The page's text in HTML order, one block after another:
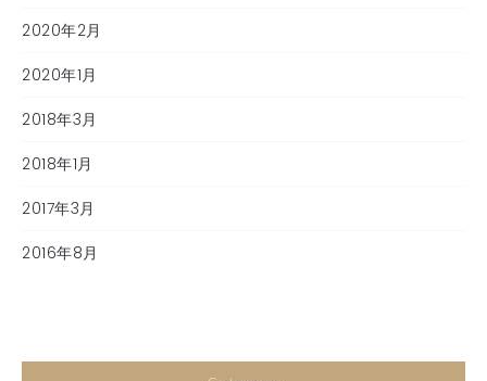
2020年2月
2020年1月
2018年3月
2018年1月
2017年3月
2016年8月